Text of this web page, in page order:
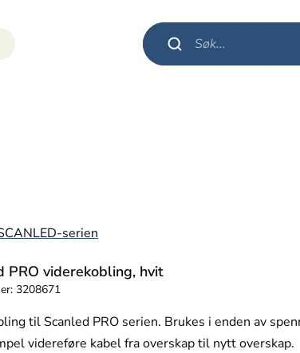
Products search
serien
PRO viderekobling, hvit
3208671
til Scanled PRO serien. Brukes i enden av
videreføre kabel fra overskap til nytt overskap.